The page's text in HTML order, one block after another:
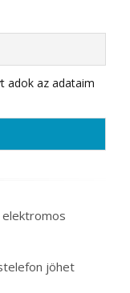
adok az adataim
jöhet